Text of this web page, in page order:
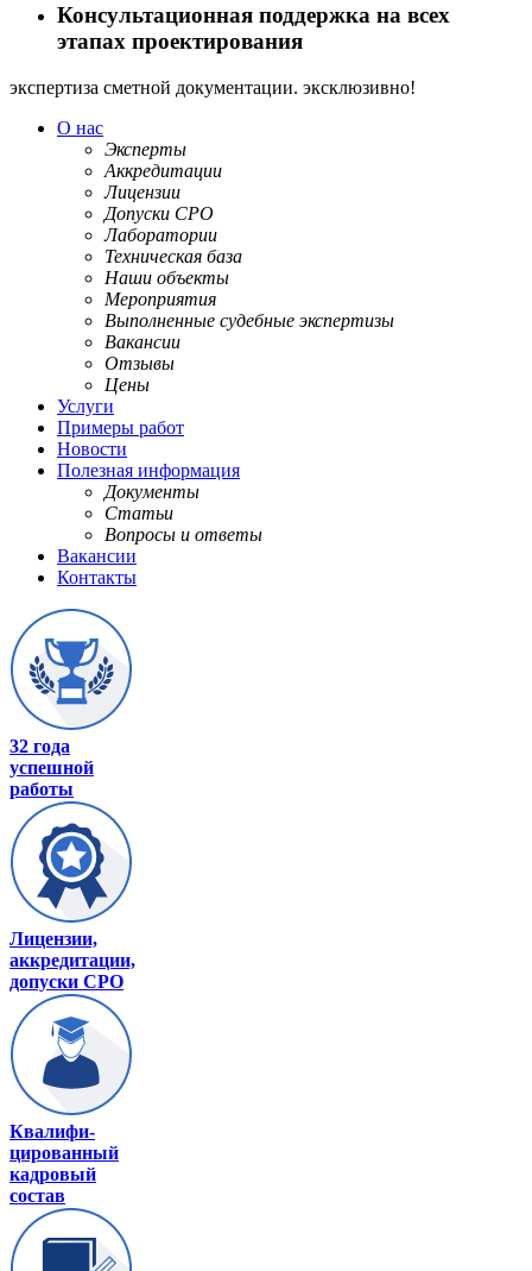
Консультационная поддержка на всех
этапах проектирования
экспертиза сметной документации. эксклюзивно!
О нас
Эксперты
Аккредитации
Лицензии
Допуски СРО
Лаборатории
Техническая база
Наши объекты
Мероприятия
Выполненные судебные экспертизы
Вакансии
Отзывы
Цены
Услуги
Примеры работ
Новости
Полезная информация
Документы
Статьи
Вопросы и ответы
Вакансии
Контакты
32 года
успешной
работы
Лицензии,
аккредитации,
допуски СРО
Квалифи-
цированный
кадровый
состав